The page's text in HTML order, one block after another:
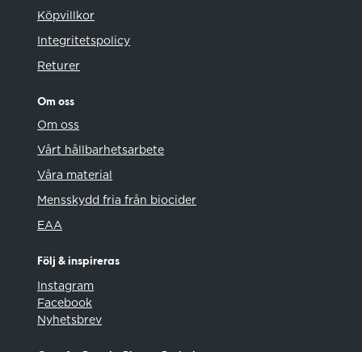
Köpvillkor
Integritetspolicy
Returer
Om oss
Om oss
Vårt hållbarhetsarbete
Våra material
Mensskydd fria från biocider
EAA
Följ & inspireras
Instagram
Facebook
Nyhetsbrev